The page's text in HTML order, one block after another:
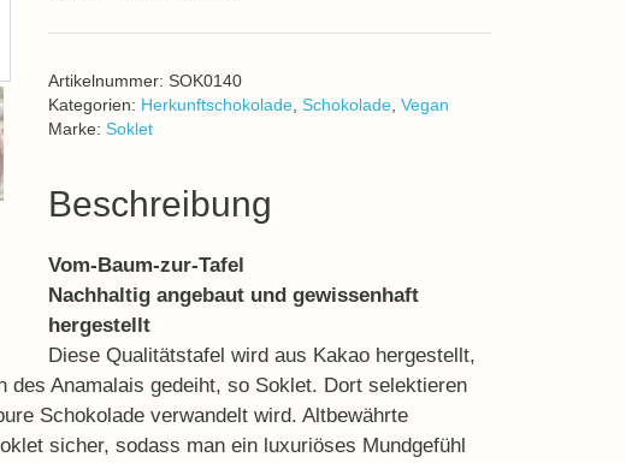
Artikelnummer: SOK0140
Kategorien: Herkunftschokolade, Schokolade, Vegan
Marke: Soklet
Beschreibung
Vom-Baum-zur-Tafel
Nachhaltig angebaut und gewissenhaft
hergestellt
Diese Qualitätstafel wird aus Kakao hergestellt,
des Anamalais gedeiht, so Soklet. Dort selektieren
Schokolade verwandelt wird. Altbewährte
sicher, sodass man ein luxuriöses Mundgefühl